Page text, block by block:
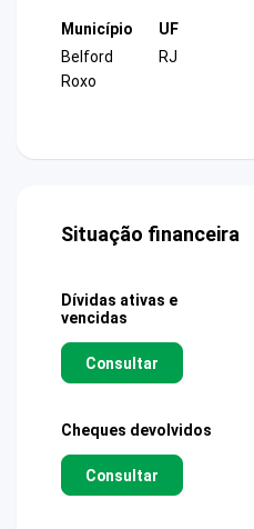
Município
Belford
Roxo
UF
RJ
Situação financeira
Dívidas ativas e
vencidas
Consultar
Cheques devolvidos
Consultar